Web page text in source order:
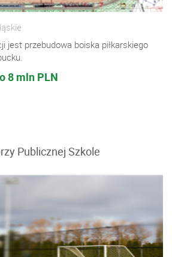
jest przebudowa boiska piłkarskiego
8 mln PLN
Publicznej Szkole